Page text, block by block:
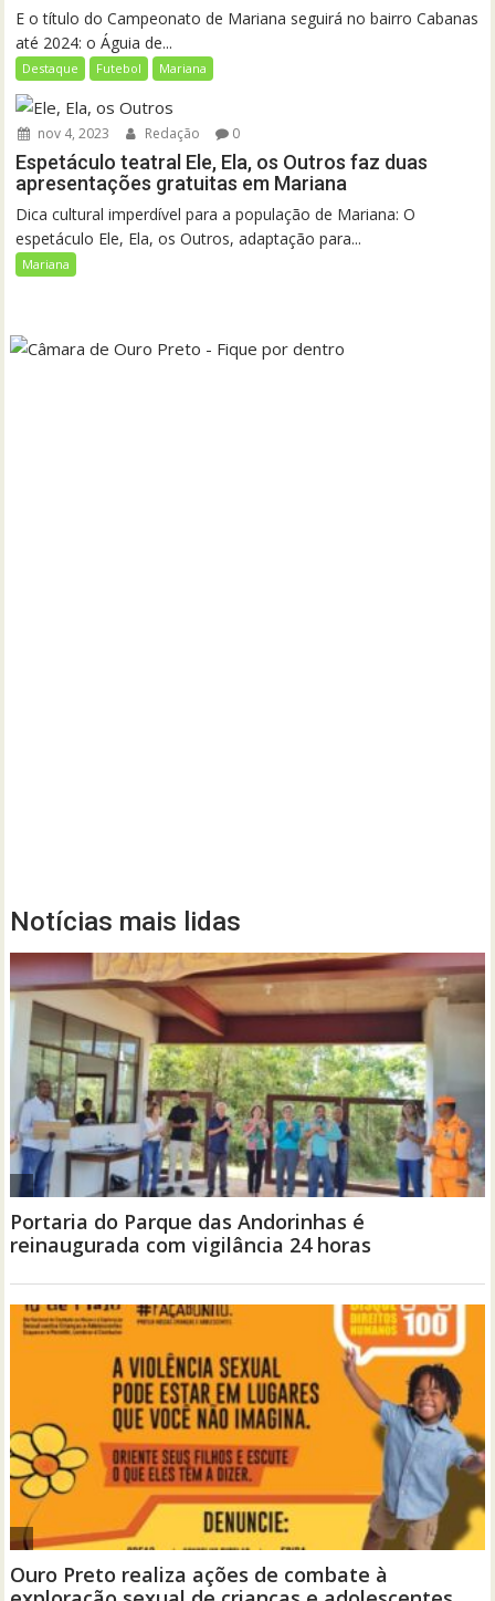
E o título do Campeonato de Mariana seguirá no bairro Cabanas
até 2024: o Águia de...
Destaque Futebol Mariana
nov 4, 2023 Redação 0
Espetáculo teatral Ele, Ela, os Outros faz duas
apresentações gratuitas em Mariana
Dica cultural imperdível para a população de Mariana: O
espetáculo Ele, Ela, os Outros, adaptação para...
Mariana
Notícias mais lidas